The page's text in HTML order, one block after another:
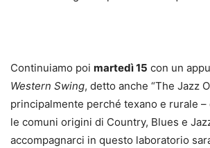
Continuiamo poi martedì 15 con un
Western Swing, detto anche “The Jazz
principalmente perché texano e rurale
le comuni origini di Country, Blues e
accompagnarci in questo laboratorio